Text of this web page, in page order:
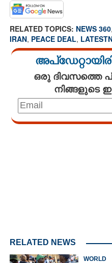
RELATED TOPICS: NEWS 360,
IRAN, PEACE DEAL,
ഒരു ദിവസത്തെ
നിങ്ങളുടെ
RELATED NEWS
WORLD